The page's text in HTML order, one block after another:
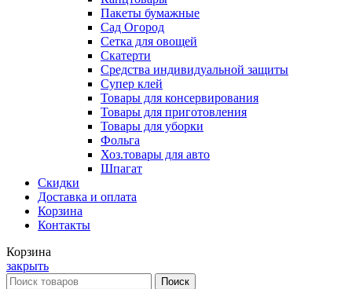
Пакеты бумажные
Сад Огород
Сетка для овощей
Скатерти
Средства индивидуальной защиты
Супер клей
Товары для консервирования
Товары для приготовления
Товары для уборки
Фольга
Хоз.товары для авто
Шпагат
Скидки
Доставка и оплата
Корзина
Контакты
Корзина
закрыть
Поиск